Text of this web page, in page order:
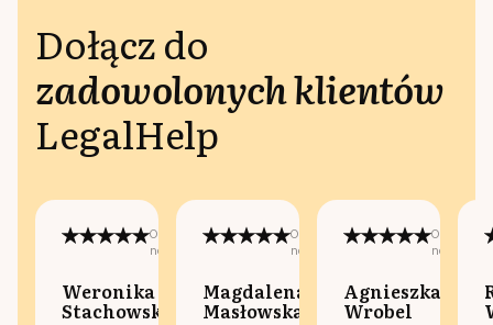
Dołącz do
zadowolonych klientów
LegalHelp
Opublikowano
na:
Weronika
Stachowska
Opublikowano
na:
Magdalena
Masłowska
na:
Agnieszka
Wrobel